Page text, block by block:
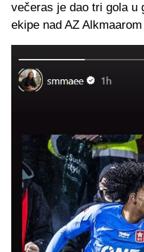
večeras je dao tri gola u
ekipe nad AZ